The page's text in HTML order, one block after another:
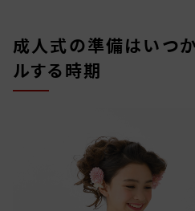
成人式の準備はいつ
ルする時期